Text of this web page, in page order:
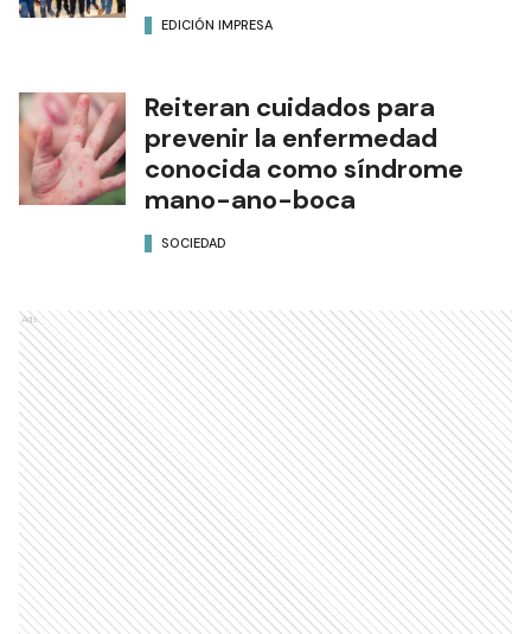
EDICIÓN IMPRESA
Reiteran cuidados para
prevenir la enfermedad
conocida como síndrome
mano-ano-boca
SOCIEDAD
Ads